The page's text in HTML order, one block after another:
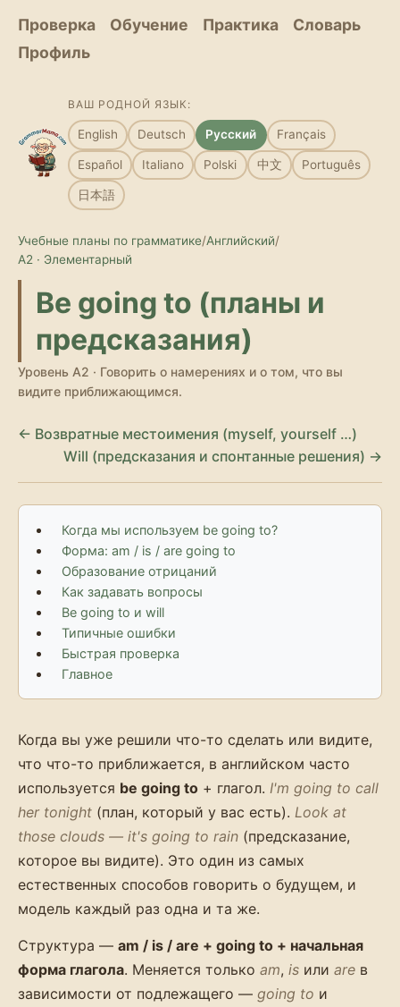
Проверка Обучение Практика
Словарь
Профиль
ВАШ РОДНОЙ ЯЗЫК:
English Deutsch Русский Français
Español Italiano Polski 中文 Português
日本語
Учебные планы по грамматике/Английский/
A2 · Элементарный
Be going to (планы и
предсказания)
Уровень A2 · Говорить о намерениях и о том, что вы
видите приближающимся.
← Возвратные местоимения (myself, yourself …)
Will (предсказания и спонтанные решения) →
Когда мы используем be going to?
Форма: am / is / are going to
Образование отрицаний
Как задавать вопросы
Be going to и will
Типичные ошибки
Быстрая проверка
Главное
Когда вы уже решили что-то сделать или видите,
что что-то приближается, в английском часто
используется be going to + глагол. I'm going to call
her tonight (план, который у вас есть). Look at
those clouds — it's going to rain (предсказание,
которое вы видите). Это один из самых
естественных способов говорить о будущем, и
модель каждый раз одна и та же.
Структура — am / is / are + going to + начальная
форма глагола. Меняется только am, is или are в
зависимости от подлежащего — going to и